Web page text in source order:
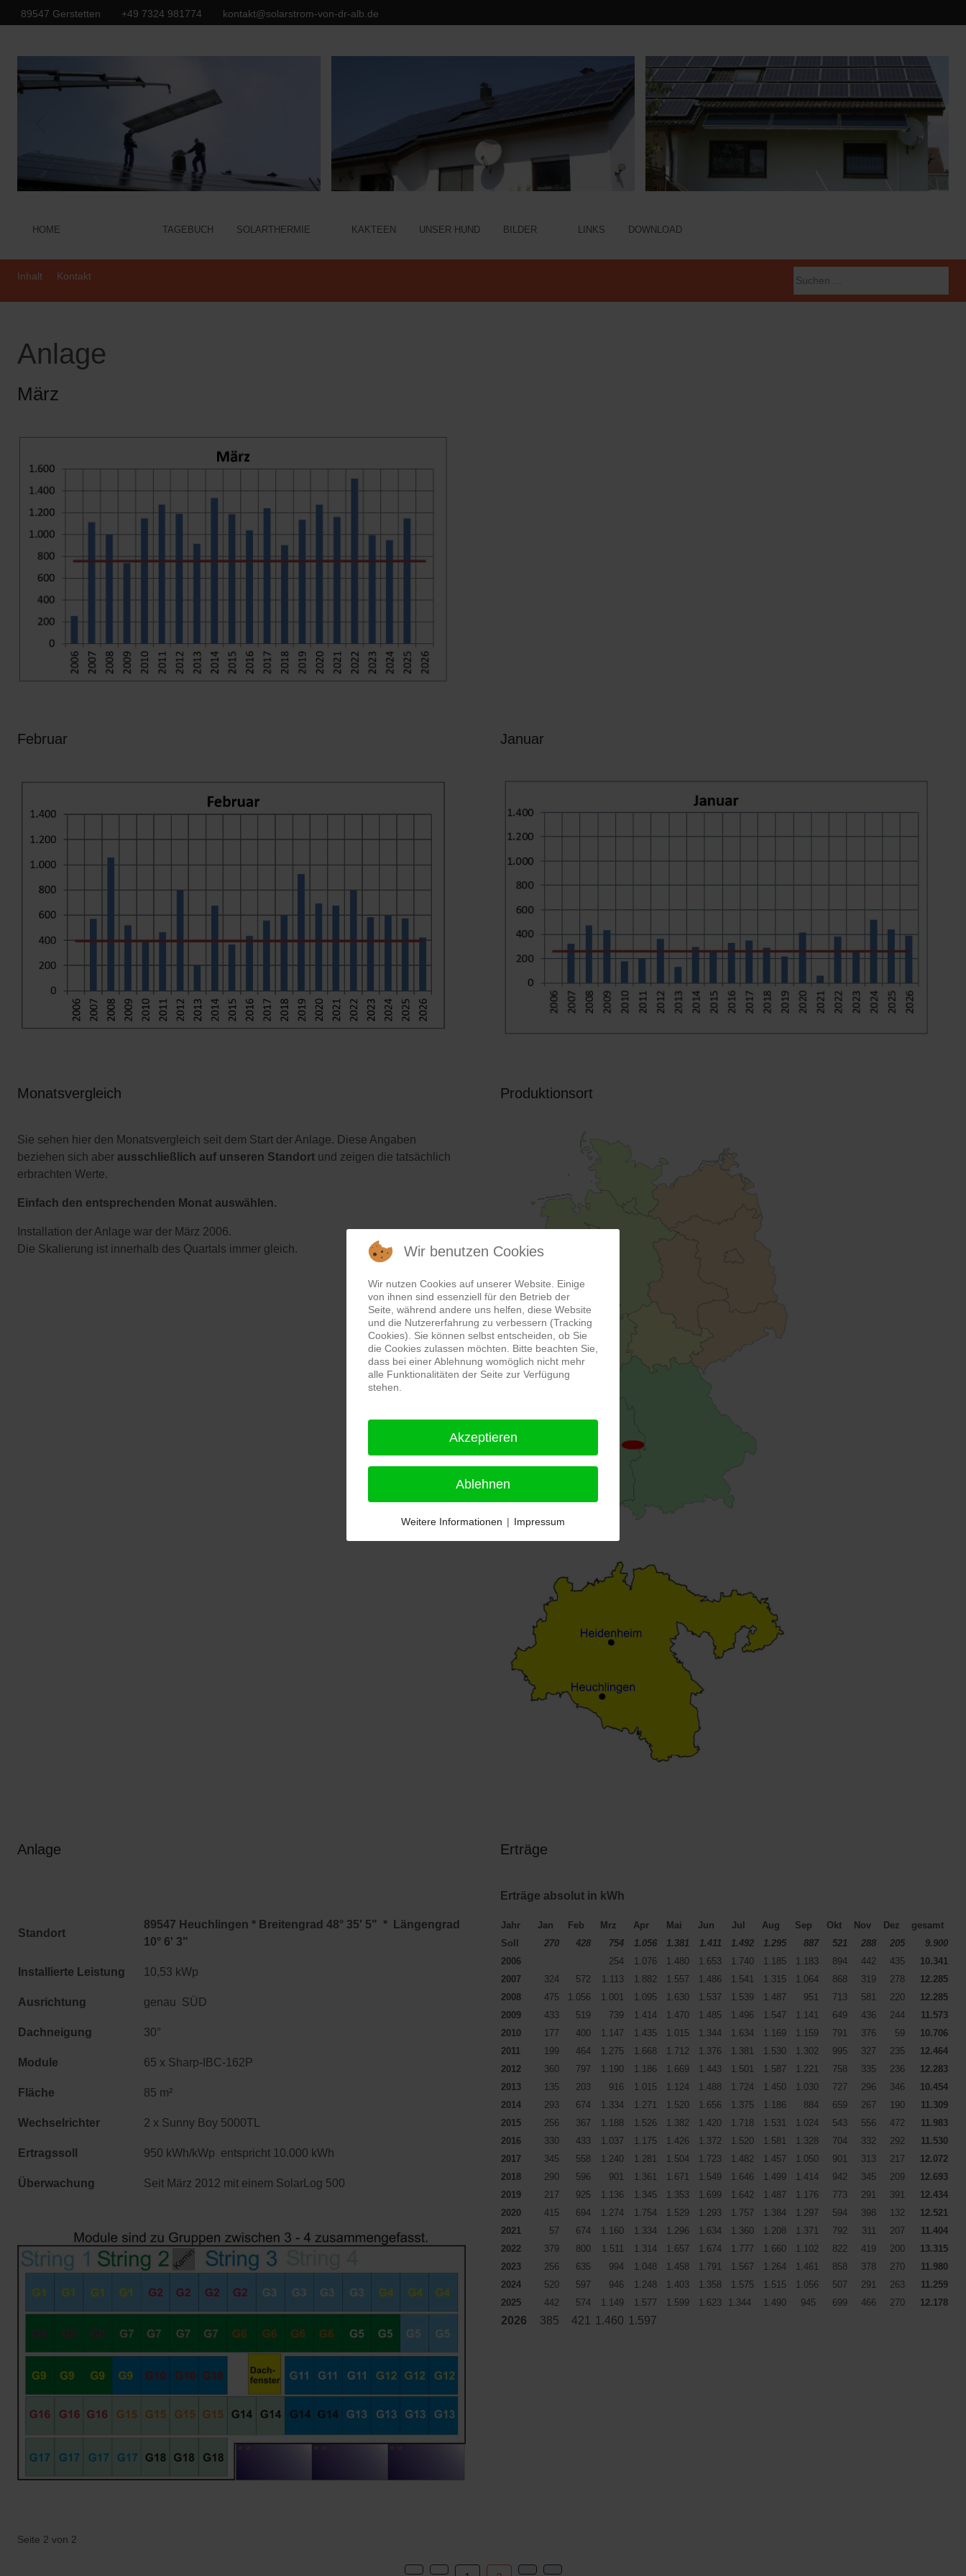
89547 Gerstetten +49 7324 981774 kontakt@solarstrom-von-dr-alb.de
HOME TAGEBUCH SOLARTHERMIE KAKTEEN UNSER HUND BILDER LINKS DOWNLOAD
Inhalt Kontakt
Anlage
März
Februar Januar
Monatsvergleich
Sie sehen hier den Monatsvergleich seit dem Start der Anlage. Diese Angaben
beziehen sich aber ausschließlich auf unseren Standort und zeigen die tatsächlich
erbrachten Werte.
Einfach den entsprechenden Monat auswählen.
Installation der Anlage war der März 2006.
Die Skalierung ist innerhalb des Quartals immer gleich.
Produktionsort
Anlage
Standort
89547 Heuchlingen * Breitengrad 48° 35' 5" * Längengrad
10° 6' 3"
Installierte Leistung 10,53 kWp
Ausrichtung genau SÜD
Dachneigung 30°
Module 65 x Sharp-IBC-162P
Fläche 85 m²
Wechselrichter 2 x Sunny Boy 5000TL
Ertragssoll 950 kWh/kWp entspricht 10.000 kWh
Überwachung Seit März 2012 mit einem SolarLog 500
Erträge
Erträge absolut in kWh
Jahr Jan Feb Mrz Apr Mai Jun Jul Aug Sep Okt Nov Dez
gesamt
Soll
270 428 754 1.056 1.381 1.411 1.492 1.295 887 521 288 205
9.900
2006
254 1.076 1.480 1.653 1.740 1.185 1.183 894 442 435
10.341
2007
324 572 1.113 1.882 1.557 1.486 1.541 1.315 1.064 868 319 278
12.285
2008
475 1.056 1.001 1.095 1.630 1.537 1.539 1.487 951 713 581 220
12.285
2009
433 519 739 1.414 1.470 1.485 1.496 1.547 1.141 649 436 244
11.573
2010
177 400 1.147 1.435 1.015 1.344 1.634 1.169 1.159 791 376 59
10.706
2011
199 464 1.275 1.668 1.712 1.376 1.381 1.530 1.302 995 327 235
12.464
2012
360 797 1.190 1.186 1.669 1.443 1.501 1.587 1.221 758 335 236
12.283
2013
135 203 916 1.015 1.124 1.488 1.724 1.450 1.030 727 296 346
10.454
2014
293 674 1.334 1.271 1.520 1.656 1.375 1.186 884 659 267 190
11.309
2015
256 367 1.188 1.526 1.382 1.420 1.718 1.531 1.024 543 556 472
11.983
2016
330 433 1.037 1.175 1.426 1.372 1.520 1.581 1.328 704 332 292
11.530
2017
345 558 1.240 1.281 1.504 1.723 1.482 1.457 1.050 901 313 217
12.072
2018
290 596 901 1.361 1.671 1.549 1.646 1.499 1.414 942 345 209
12.693
2019
217 925 1.136 1.345 1.353 1.699 1.642 1.487 1.176 773 291 391
12.434
2020
415 694 1.274 1.754 1.529 1.293 1.757 1.384 1.297 594 398 132
12.521
2021
57 674 1.160 1.334 1.296 1.634 1.360 1.208 1.371 792 311 207
11.404
2022
379 800 1.511 1.314 1.657 1.674 1.777 1.660 1.102 822 419 200
13.315
2023
256 635 994 1.048 1.458 1.791 1.567 1.264 1.461 858 378 270
11.980
2024
520 597 946 1.248 1.403 1.358 1.575 1.515 1.056 507 291 263
11.259
2025
442 574 1.149 1.577 1.599 1.623 1.344 1.490 945 699 466 270 12.178
2026 385 421 1.460 1.597
Seite 2 von 2
Wir benutzen Cookies
Wir nutzen Cookies auf unserer Website. Einige
von ihnen sind essenziell für den Betrieb der
Seite, während andere uns helfen, diese Website
und die Nutzererfahrung zu verbessern (Tracking
Cookies). Sie können selbst entscheiden, ob Sie
die Cookies zulassen möchten. Bitte beachten Sie,
dass bei einer Ablehnung womöglich nicht mehr
alle Funktionalitäten der Seite zur Verfügung
stehen.
Akzeptieren
Ablehnen
Weitere Informationen | Impressum